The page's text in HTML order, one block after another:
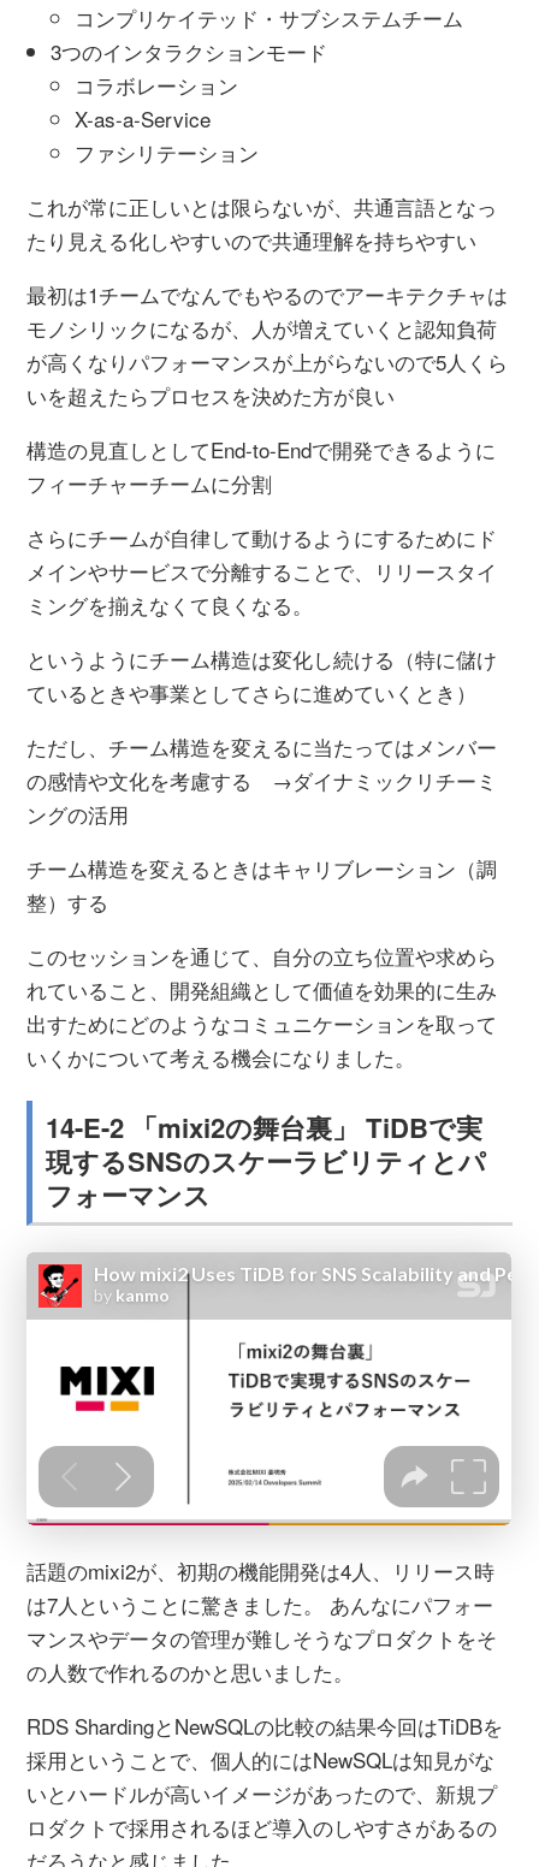
コンプリケイテッド・サブシステムチーム
3つのインタラクションモード
コラボレーション
X-as-a-Service
ファシリテーション
これが常に正しいとは限らないが、共通言語となっ
たり見える化しやすいので共通理解を持ちやすい
最初は1チームでなんでもやるのでアーキテクチャは
モノシリックになるが、人が増えていくと認知負荷
が高くなりパフォーマンスが上がらないので5人くら
いを超えたらプロセスを決めた方が良い
構造の見直しとしてEnd-to-Endで開発できるように
フィーチャーチームに分割
さらにチームが自律して動けるようにするためにド
メインやサービスで分離することで、リリースタイ
ミングを揃えなくて良くなる。
というようにチーム構造は変化し続ける（特に儲け
ているときや事業としてさらに進めていくとき）
ただし、チーム構造を変えるに当たってはメンバー
の感情や文化を考慮する →ダイナミックリチーミ
ングの活用
チーム構造を変えるときはキャリブレーション（調
整）する
このセッションを通じて、自分の立ち位置や求めら
れていること、開発組織として価値を効果的に生み
出すためにどのようなコミュニケーションを取って
いくかについて考える機会になりました。
14-E-2 「mixi2の舞台裏」 TiDBで実
現するSNSのスケーラビリティとパ
フォーマンス
話題のmixi2が、初期の機能開発は4人、リリース時
は7人ということに驚きました。 あんなにパフォー
マンスやデータの管理が難しそうなプロダクトをそ
の人数で作れるのかと思いました。
RDS ShardingとNewSQLの比較の結果今回はTiDBを
採用ということで、個人的にはNewSQLは知見がな
いとハードルが高いイメージがあったので、新規プ
ロダクトで採用されるほど導入のしやすさがあるの
だろうなと感じました。